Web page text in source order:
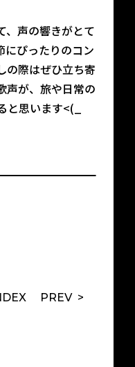
、声の響きがとて
にぴったりのコン
の際はぜひ立ち寄
声が、旅や日常の
思います<(_
PREV >